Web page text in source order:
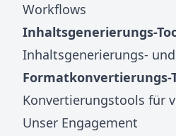
Workflows
Inhaltsgenerierungs-
Inhaltsgenerierungs-
Formatkonvertierungs-
Konvertierungstools für
Unser Engagement